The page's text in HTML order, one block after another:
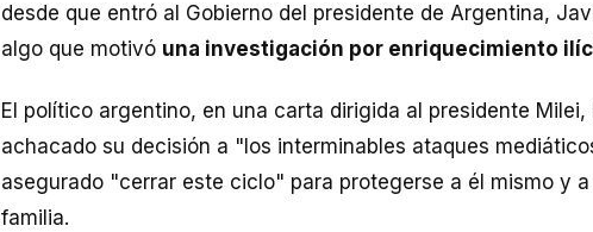
desde que entró al Gobierno del presidente de Argentina,
algo que motivó una investigación por enriquecimiento
El político argentino, en una carta dirigida al presidente Milei,
achacado su decisión a "los interminables ataques
asegurado "cerrar este ciclo" para protegerse a él mismo y a
familia.